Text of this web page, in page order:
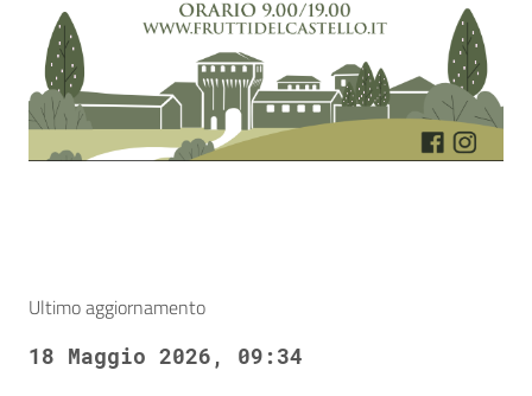
Ultimo aggiornamento
18 Maggio 2026, 09:34